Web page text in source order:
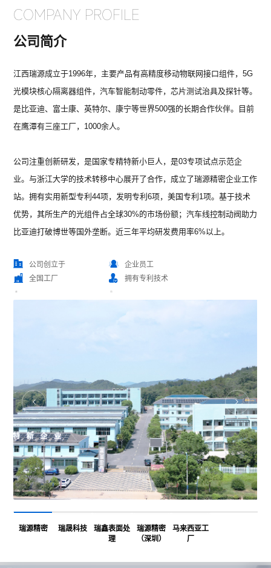
COMPANY PROFILE
公司简介
江西瑞源成立于1996年，主要产品有高精度移动物联网接口组件，5G
光模块核心隔离器组件，汽车智能制动零件，芯片测试治具及探针等。
是比亚迪、富士康、英特尔、康宁等世界500强的长期合作伙伴。目前
在鹰潭有三座工厂，1000余人。
公司注重创新研发，是国家专精特新小巨人，是03专项试点示范企
业。与浙江大学的技术转移中心展开了合作，成立了瑞源精密企业工作
站。拥有实用新型专利44项，发明专利6项，美国专利1项。基于技术
优势，其所生产的光组件占全球30%的市场份额；汽车线控制动阀助力
比亚迪打破博世等国外垄断。近三年平均研发费用率6%以上。
公司创立于
企业员工
全国工厂
拥有专利技术
瑞源精密 瑞晟科技
瑞鑫表面处
理
瑞源精密
（深圳）
马来西亚工
厂